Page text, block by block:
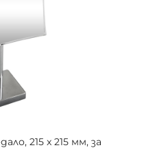
215 x 215 мм, за